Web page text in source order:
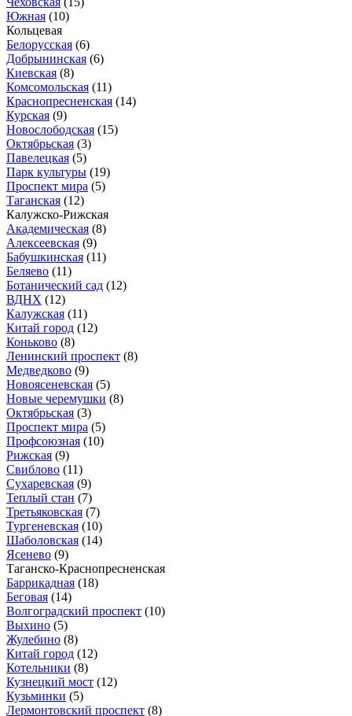
Южная (10)
Кольцевая
Белорусская (6)
Добрынинская (6)
Киевская (8)
Комсомольская (11)
Краснопресненская (14)
Курская (9)
Новослободская (15)
Октябрьская (3)
Павелецкая (5)
Парк культуры (19)
Проспект мира (5)
Таганская (12)
Калужско-Рижская
Академическая (8)
Алексеевская (9)
Бабушкинская (11)
Беляево (11)
Ботанический сад (12)
ВДНХ (12)
Калужская (11)
Китай город (12)
Коньково (8)
Ленинский проспект (8)
Медведково (9)
Новоясеневская (5)
Новые черемушки (8)
Октябрьская (3)
Проспект мира (5)
Профсоюзная (10)
Рижская (9)
Свиблово (11)
Сухаревская (9)
Теплый стан (7)
Третьяковская (7)
Тургеневская (10)
Шаболовская (14)
Ясенево (9)
Таганско-Краснопресненская
Баррикадная (18)
Беговая (14)
Волгоградский проспект (10)
Выхино (5)
Жулебино (8)
Китай город (12)
Котельники (8)
Кузнецкий мост (12)
Кузьминки (5)
Лермонтовский проспект (8)